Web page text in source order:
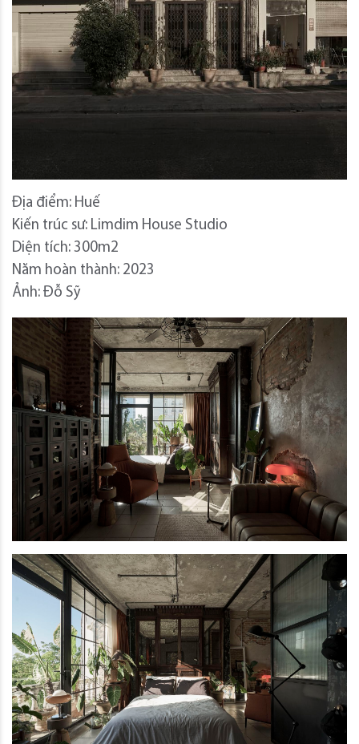
Địa điểm: Huế
Kiến trúc sư: Limdim House Studio
Diện tích: 300m2
Năm hoàn thành: 2023
Ảnh: Đỗ Sỹ